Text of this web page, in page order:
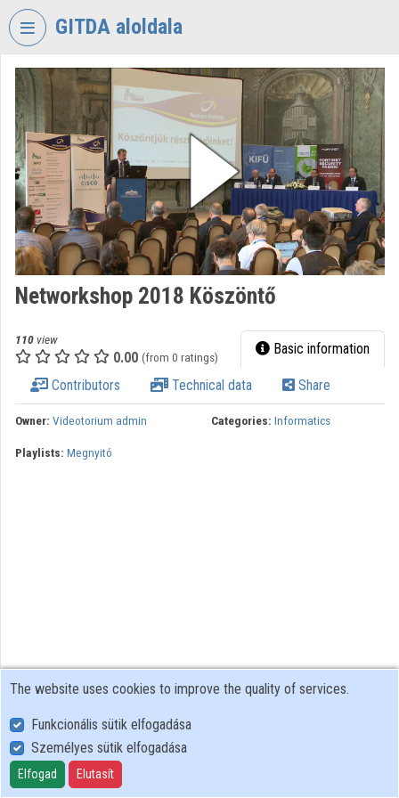
Skip header
GITDA aloldala
VIDEOTORIUM
GOVERNMENTAL
INFORMATION-
TECHNOLOGY
DEVELOPMENT
AGENCY
Organization home
Categories
Organization playlists
Networkshop 2018 Köszöntő
110 view
0.00 (from 0 ratings) Basic information
Contributors Technical data Share
Owner: Videotorium admin Categories: Informatics
Playlists: Megnyitó
User Policy
Adatkezelési tájékoztató (en)
Cookie Policy
The website uses cookies to improve the quality of services.
Funkcionális sütik elfogadása
Személyes sütik elfogadása
Elfogad Elutasít